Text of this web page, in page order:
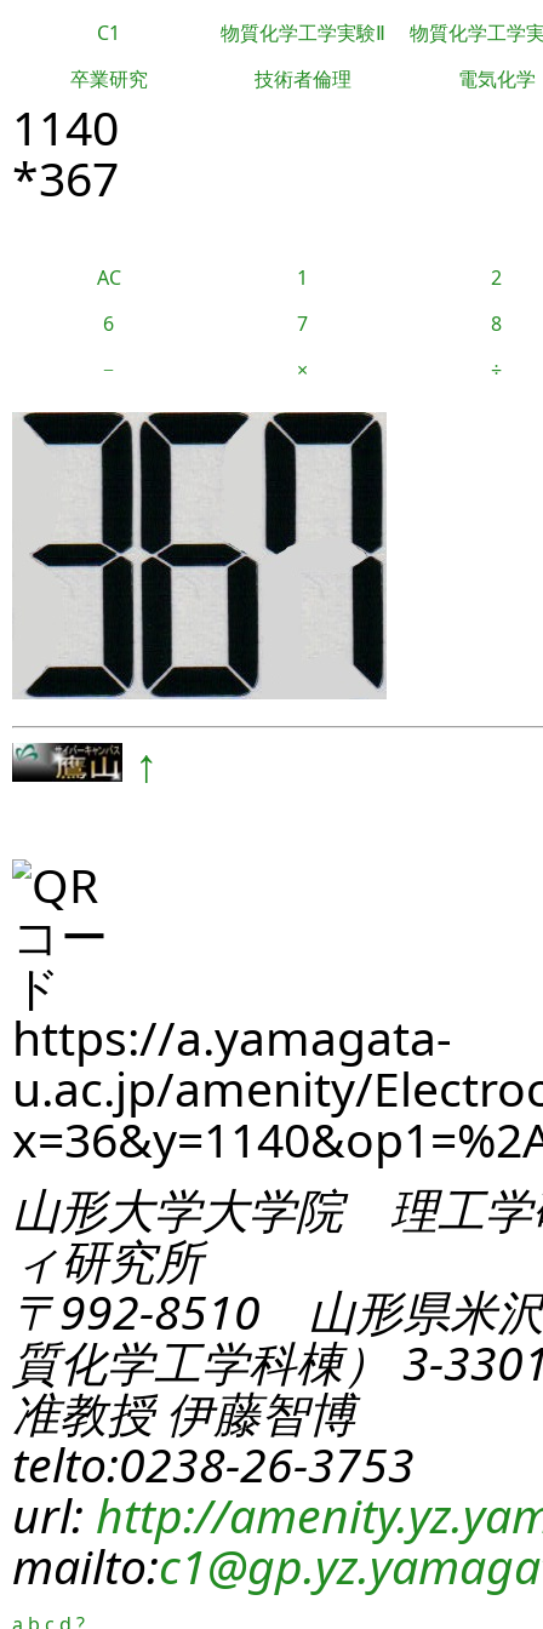
C1 物質化学工学実験Ⅱ
物質化学工学
卒業研究
技術者倫理 電気化学
1140
*367
AC 1
2
6
7
8
−
× ÷
↑
https://a.yamagata-
u.ac.jp/amenity/
山形大学大学院 理工学
ィ研究所
〒992-8510 山形県米
質化学工学科棟） 3-
准教授 伊藤智博
telto:0238-26-3753
url: http://
mailto:c1